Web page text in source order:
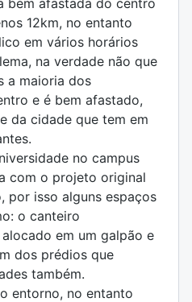
bem afastada do centro
12km, no entanto
em vários horários
na verdade não que
a maioria dos
e é bem afastado,
da cidade que tem em
no campus
com o projeto original
por isso alguns espaços
o canteiro
em um galpão e
dos prédios que
também.
entorno, no entanto